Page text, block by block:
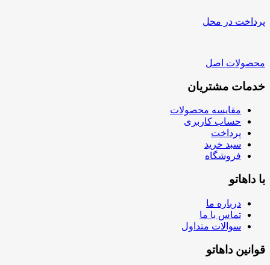
پرداخت در محل
محصولات اصل
خدمات مشتریان
مقایسه محصولات
حساب کاربری
پرداخت
سبد خرید
فروشگاه
با داهاتو
درباره ما
تماس با ما
سوالات متداول
قوانین داهاتو